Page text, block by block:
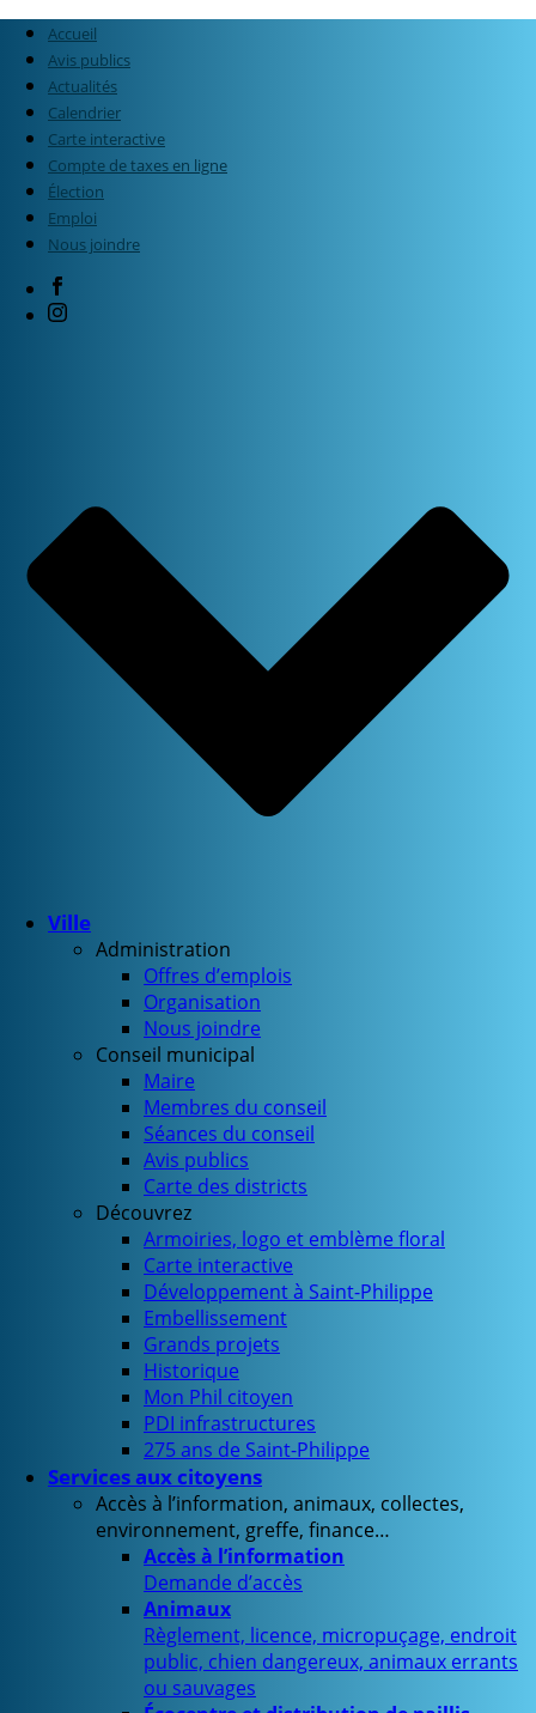
Accueil
Avis publics
Actualités
Calendrier
Carte interactive
Compte de taxes en ligne
Élection
Emploi
Nous joindre
Ville
Administration
Offres d’emplois
Organisation
Nous joindre
Conseil municipal
Maire
Membres du conseil
Séances du conseil
Avis publics
Carte des districts
Découvrez
Armoiries, logo et emblème floral
Carte interactive
Développement à Saint-Philippe
Embellissement
Grands projets
Historique
Mon Phil citoyen
PDI infrastructures
275 ans de Saint-Philippe
Services aux citoyens
Accès à l’information, animaux, collectes,
environnement, greffe, finance…
Accès à l’information
Demande d’accès
Animaux
Règlement, licence, micropuçage, endroit
public, chien dangereux, animaux errants
ou sauvages